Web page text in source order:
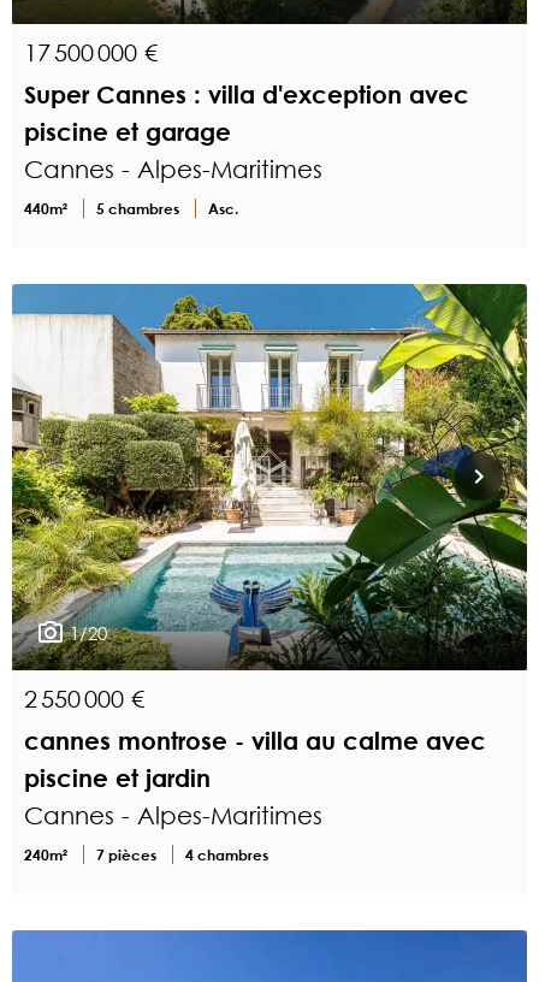
17 500 000 €
Super Cannes : villa d'exception avec
piscine et garage
Cannes - Alpes-Maritimes
440m² 5 chambres Asc.
1/20
2 550 000 €
cannes montrose - villa au calme avec
piscine et jardin
Cannes - Alpes-Maritimes
240m² 7 pièces 4 chambres